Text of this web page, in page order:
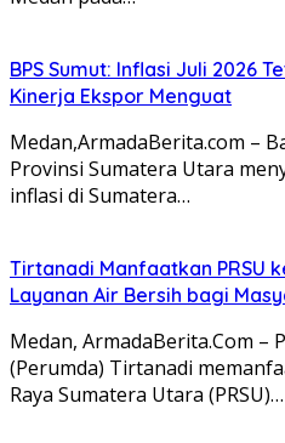
BPS Sumut: Inflasi Juli 2026
Kinerja Ekspor Menguat
Medan,ArmadaBerita.com –
Provinsi Sumatera Utara
inflasi di Sumatera…
Tirtanadi Manfaatkan PRSU
Layanan Air Bersih bagi
Medan, ArmadaBerita.Com –
(Perumda) Tirtanadi
Raya Sumatera Utara (PRSU)…